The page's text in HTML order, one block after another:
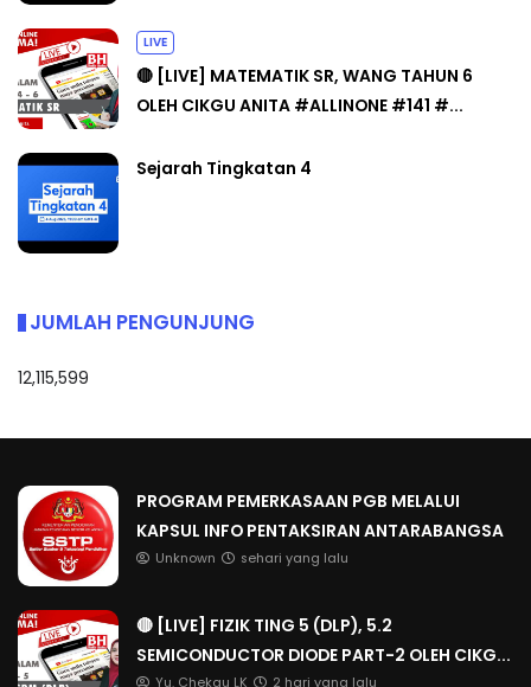
LIVE
🔴 [LIVE] MATEMATIK SR, WANG TAHUN 6
OLEH CIKGU ANITA #ALLINONE #141 #...
Sejarah Tingkatan 4
JUMLAH PENGUNJUNG
12,115,599
PROGRAM PEMERKASAAN PGB MELALUI
KAPSUL INFO PENTAKSIRAN ANTARABANGSA
Unknown sehari yang lalu
🔴 [LIVE] FIZIK TING 5 (DLP), 5.2
SEMICONDUCTOR DIODE PART-2 OLEH CIKG...
Yu. Chekgu LK 2 hari yang lalu